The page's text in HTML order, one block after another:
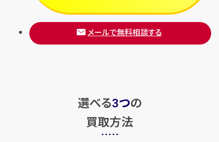
メールで無料相談する
選べる3つの
買取方法